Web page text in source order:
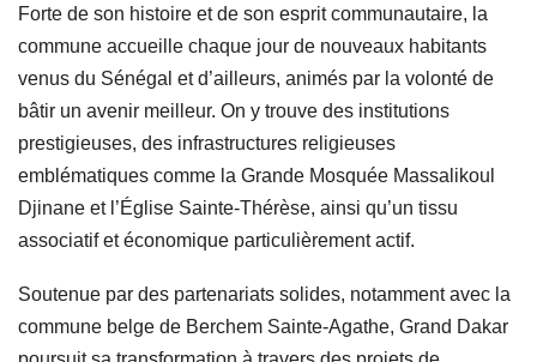
Forte de son histoire et de son esprit communautaire, la
commune accueille chaque jour de nouveaux habitants
venus du Sénégal et d’ailleurs, animés par la volonté de
bâtir un avenir meilleur. On y trouve des institutions
prestigieuses, des infrastructures religieuses
emblématiques comme la Grande Mosquée Massalikoul
Djinane et l’Église Sainte-Thérèse, ainsi qu’un tissu
associatif et économique particulièrement actif.
Soutenue par des partenariats solides, notamment avec la
commune belge de Berchem Sainte-Agathe, Grand Dakar